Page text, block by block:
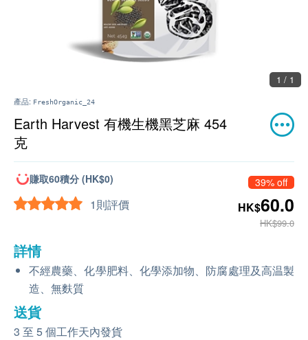
1 / 1
產品: FreshOrganic_24
Earth Harvest 有機生機黑芝麻 454
克
賺取60積分 (HK$0)
1則評價
39% off
HK$60.0
HK$99.0
詳情
不經農藥、化學肥料、化學添加物、防腐處理及高温製
造、無麩質
送貨
3 至 5 個工作天內發貨